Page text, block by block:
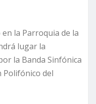
la Parroquia de la
lugar la
la Banda Sinfónica
Polifónico del